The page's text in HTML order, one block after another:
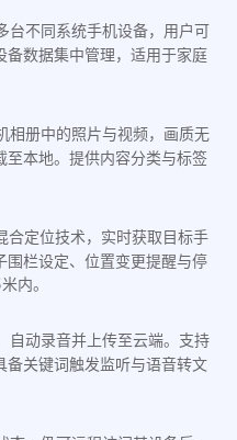
台不同系统手机设备，用户可
备数据集中管理，适用于家庭
相册中的照片与视频，画质无
至本地。提供内容分类与标签
合定位技术，实时获取目标手
围栏设定、位置变更提醒与停
内。
自动录音并上传至云端。支持
备关键词触发监听与语音转文